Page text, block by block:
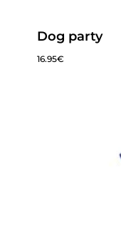
Dog party
16.95€